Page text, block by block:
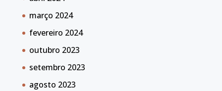
março 2024
fevereiro 2024
outubro 2023
setembro 2023
agosto 2023